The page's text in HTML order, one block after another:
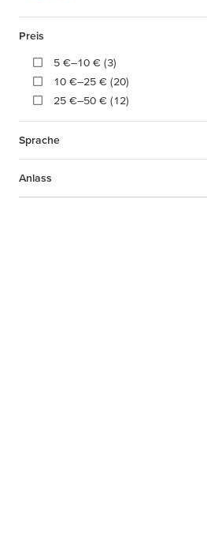
Preis
5 €–10 € (3)
10 €–25 € (20)
25 €–50 € (12)
Sprache
Anlass